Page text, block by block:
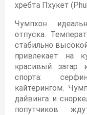
хребта Пхукет
Чумпхон
отпуска.
стабильно
привлекает на
красивый загар
спорта:
кайтерингом.
дайвинга и
попутчиков